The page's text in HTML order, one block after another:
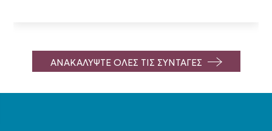
ΑΝΑΚΑΛΥΨΤΕ ΟΛΕΣ ΤΙΣ ΣΥΝΤΑΓΕΣ